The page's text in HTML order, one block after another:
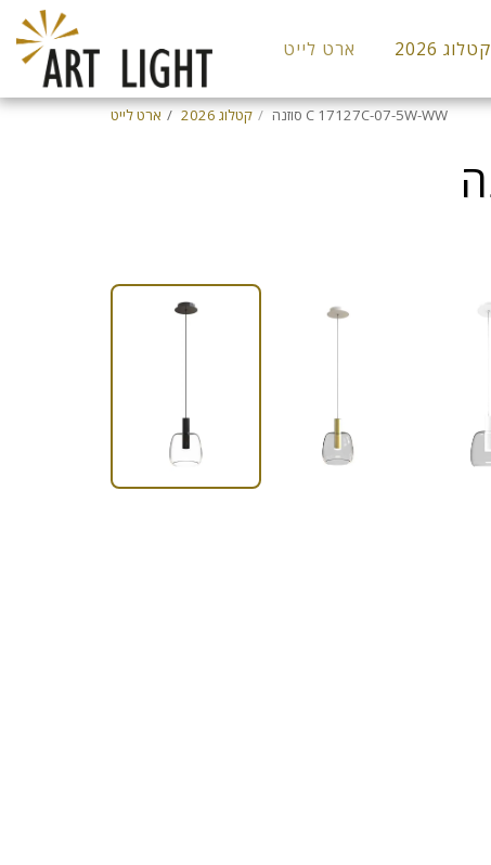
ארט לייט קטלוג 2026
ארט לייט קטלוג 2026 סוזנה C 17127C-07-5W-WW
נברשות ותליה